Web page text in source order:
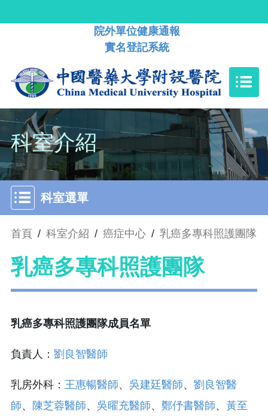
院外單位健康通報
實名登記系統
科室介紹
科室選單
首頁 / 科室介紹 / 癌症中心 / 乳癌多專科照護團隊
乳癌多專科照護團隊
乳癌多專科照護團隊成員名單
負責人： 劉良智醫師
乳房外科： 王惠暢醫師、 吳建廷醫師、 劉良智醫
師、 陳芝蓉醫師、 吳曜充醫師、 鄭伃書醫師、 黃至